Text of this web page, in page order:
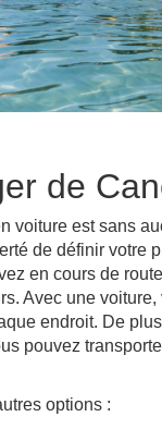
de
voiture est sans
de définir votre
en cours de
Avec une
endroit. De
pouvez
options :